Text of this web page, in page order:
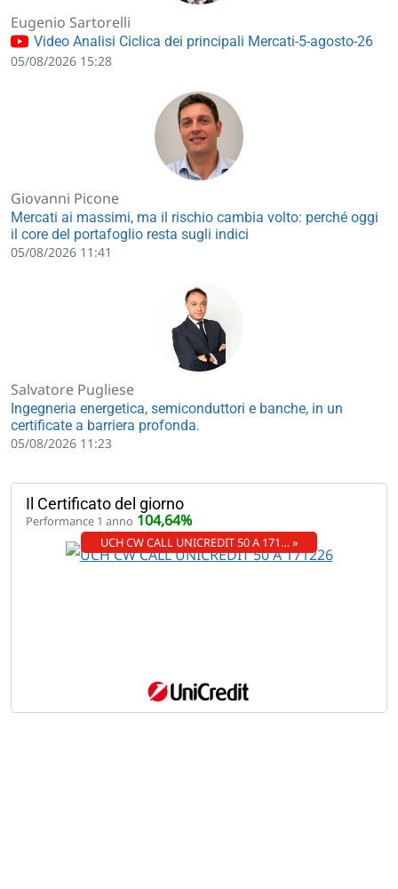
Eugenio Sartorelli
Video Analisi Ciclica dei principali Mercati-5-agosto-26
05/08/2026 15:28
Giovanni Picone
Mercati ai massimi, ma il rischio cambia volto: perché oggi
il core del portafoglio resta sugli indici
05/08/2026 11:41
Salvatore Pugliese
Ingegneria energetica, semiconduttori e banche, in un
certificate a barriera profonda.
05/08/2026 11:23
Il Certificato del giorno
Performance 1 anno 104,64%
UCH CW CALL UNICREDIT 50 A 171… »